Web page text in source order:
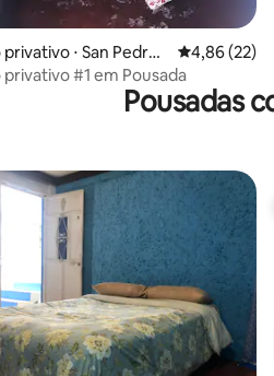
⋅ San Pedro
4,86 de uma
4,86 (22)
#1 em Pousada
Pousadas